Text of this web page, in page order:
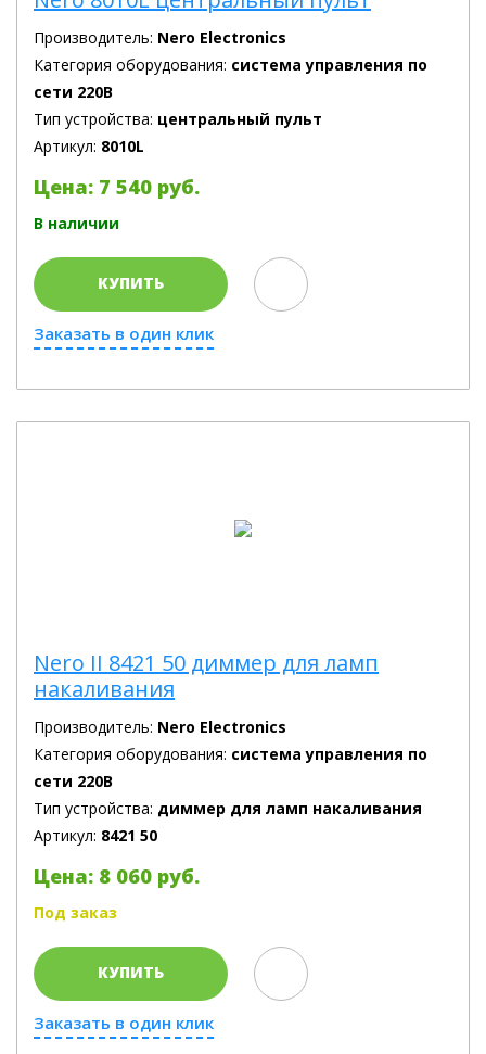
Производитель: Nero Electronics
Категория оборудования: система управления по
сети 220В
Тип устройства: центральный пульт
Артикул: 8010L
Цена: 7 540 руб.
В наличии
КУПИТЬ
Заказать в один клик
Nero II 8421 50 диммер для ламп
накаливания
Производитель: Nero Electronics
Категория оборудования: система управления по
сети 220В
Тип устройства: диммер для ламп накаливания
Артикул: 8421 50
Цена: 8 060 руб.
Под заказ
КУПИТЬ
Заказать в один клик